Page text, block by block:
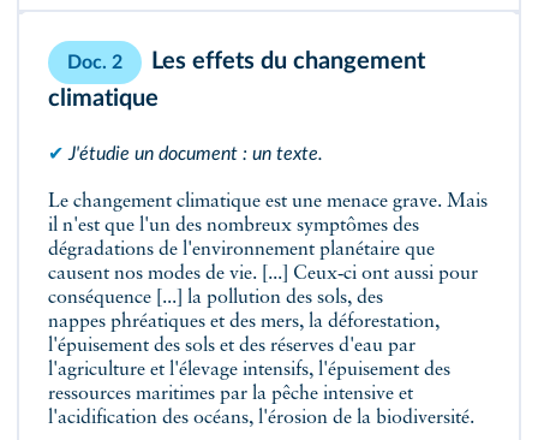
Doc. 2
Les effets du changement
climatique
✔ J'étudie un document : un texte.
Le changement climatique est une menace grave. Mais
il n'est que l'un des nombreux symptômes des
dégradations de l'environnement planétaire que
causent nos modes de vie. [...] Ceux‑ci ont aussi pour
conséquence [...] la pollution des sols, des
nappes phréatiques et des mers, la déforestation,
l'épuisement des sols et des réserves d'eau par
l'agriculture et l'élevage intensifs, l'épuisement des
ressources maritimes par la pêche intensive et
l'acidification des océans, l'érosion de la biodiversité.